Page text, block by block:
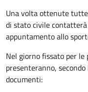
Una volta ottenute
di stato civile
appuntamento allo
Nel giorno fissato per
presenteranno,
documenti: